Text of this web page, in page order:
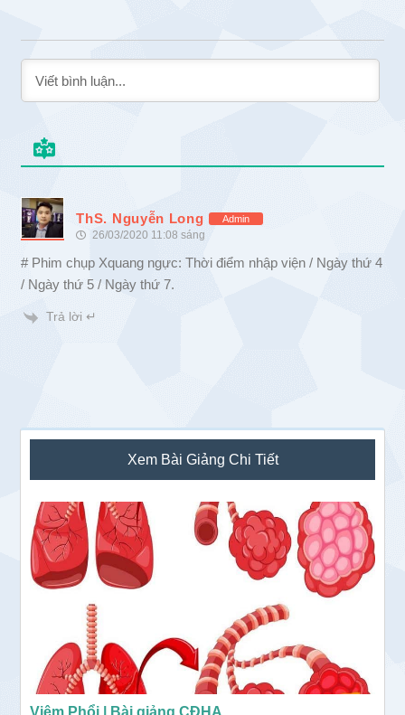
ThS. Nguyễn Long Admin
26/03/2020 11:08 sáng
# Phim chụp Xquang ngực: Thời điểm nhập viện / Ngày thứ 4
/ Ngày thứ 5 / Ngày thứ 7.
Trả lời ↵
Sidebar
chính
Xem Bài Giảng Chi Tiết